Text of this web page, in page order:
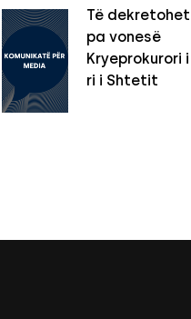
Të dekretohet
pa vonesë
Kryeprokurori i
ri i Shtetit